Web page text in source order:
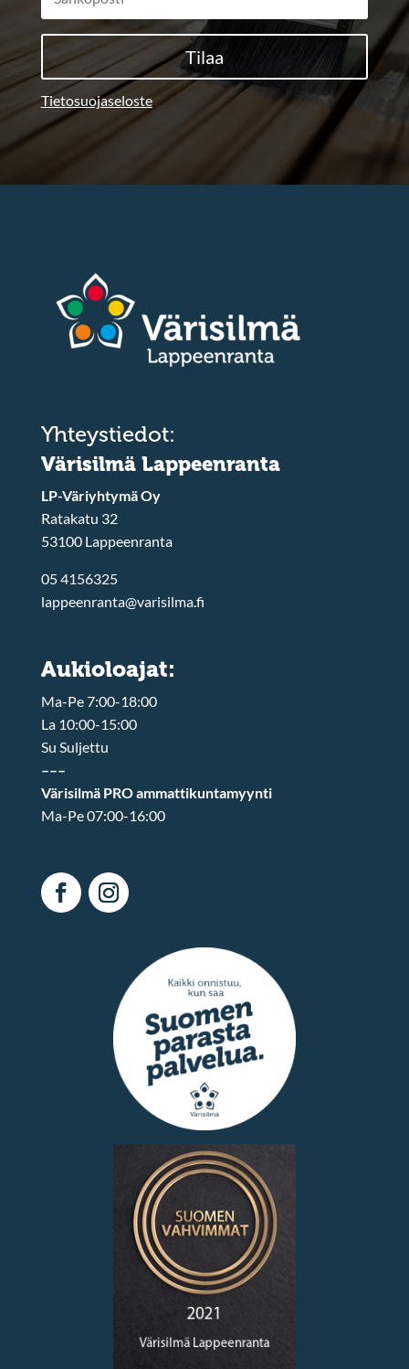
Tilaa
Tietosuojaseloste
Yhteystiedot:
Värisilmä Lappeenranta
LP-Väriyhtymä Oy
Ratakatu 32
53100 Lappeenranta
05 4156325
lappeenranta@varisilma.fi
Aukioloajat:
Ma-Pe 7:00-18:00
La 10:00-15:00
Su Suljettu
–––
Värisilmä PRO ammattikuntamyynti
Ma-Pe 07:00-16:00